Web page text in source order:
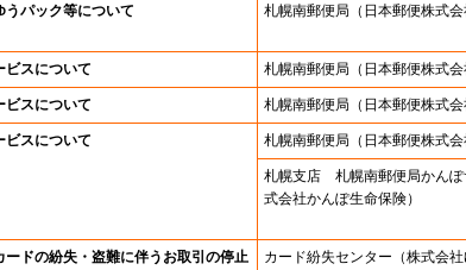
うパック等について 札幌南郵便局 （日本郵便株式会
ビスについて 札幌南郵便局 （日本郵便株式会
ビスについて 札幌南郵便局 （日本郵便株式会
ビスについて 札幌南郵便局 （日本郵便株式会
札幌支店 札幌南郵便局かんぽ
式会社かんぽ生命保険）
ードの紛失・盗難に伴うお取引の停止 カード紛失センター （株式会